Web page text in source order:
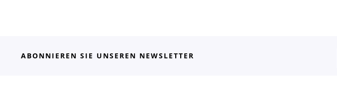
ABONNIEREN SIE UNSEREN NEWSLETTER